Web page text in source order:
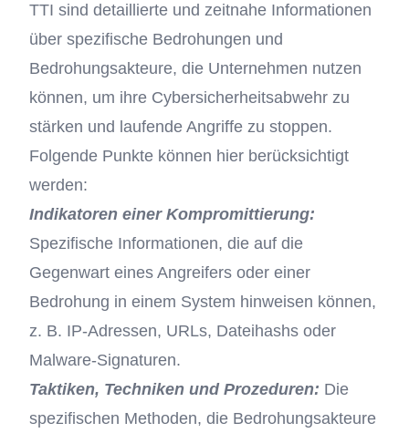
TTI sind detaillierte und zeitnahe Informationen
über spezifische Bedrohungen und
Bedrohungsakteure, die Unternehmen nutzen
können, um ihre Cybersicherheitsabwehr zu
stärken und laufende Angriffe zu stoppen.
Folgende Punkte können hier berücksichtigt
werden:
Indikatoren einer Kompromittierung:
Spezifische Informationen, die auf die
Gegenwart eines Angreifers oder einer
Bedrohung in einem System hinweisen können,
z. B. IP-Adressen, URLs, Dateihashs oder
Malware-Signaturen.
Taktiken, Techniken und Prozeduren: Die
spezifischen Methoden, die Bedrohungsakteure